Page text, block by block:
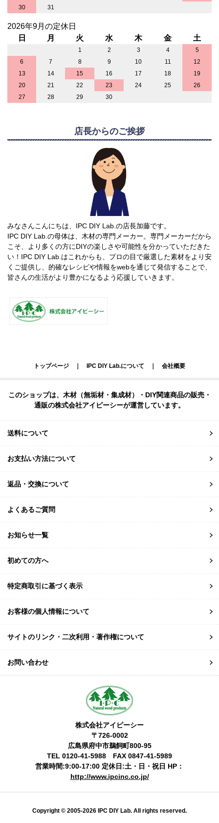
30
31
2026年9月の定休日
日
月 火 水 木 金 土
1 2 3 4
5
6
7 8 9 10 11
12
13
14 15 16 17 18
19
20
21 22 23 24 25
26
27
28 29 30
店長からのご挨拶
みなさんこんにちは、IPC DIY Lab.の店長加藤です。
IPC DIY Lab.の母体は、木材の専門メーカー。専門メーカーだから
こそ、より多くの方にDIYの楽しさや可能性を分かっていただきた
い！IPC DIY Lab.はこれからも、プロの目で厳選した素材をより安
くご提供し、的確なレシピや情報をwebを通じて発信することで、
皆さんの生活がより豊かになるよう応援していきます。
トップページ IPC DIY Lab.について 会社概要
このショップは、木材（無垢材・集成材）・DIY関連商品の販売・
通販の株式会社アイピーシーが運営しています。
送料について
お支払い方法について
返品・交換について
よくあるご質問
お知らせ一覧
初めての方へ
特定商取引に基づく表示
お客様の個人情報について
サイトのリンク・二次利用・著作権について
お問い合わせ
株式会社アイピーシー
〒726-0002
広島県府中市鵜飼町800-95
TEL 0120-41-5988 FAX 0847-41-5989
営業時間:9:00-17:00 定休日:土・日・祝日 HP：
http://www.ipcinc.co.jp/
Copyright © 2005-2026 IPC DIY Lab. All rights reserved.